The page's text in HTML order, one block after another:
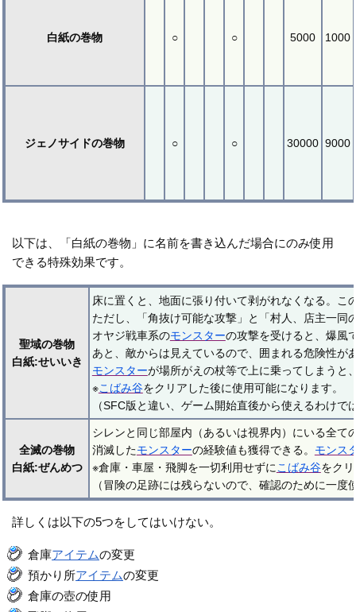
白紙の巻物 ○ ○ 5000 1000
ジェノサイドの巻物 ○ ○ 30000 9000
以下は、「白紙の巻物」に名前を書き込んだ場合にのみ使用
できる特殊効果です。
聖域の巻物
白紙:せいいき
床に置くと、地面に張り付いて剥がれなくなる。
ただし、「角抜け可能な攻撃」と「村人、店主一
オヤジ戦車系のモンスターの攻撃を受けると、爆風
あと、敵からは見えているので、囲まれる危険性が
モンスターが場所がえの杖等で上に乗ってしまうと
※こばみ谷をクリアした後に使用可能になります。
（SFC版と違い、ゲーム開始直後から使えるわけで
全滅の巻物
白紙:ぜんめつ
シレンと同じ部屋内（あるいは視界内）にいる全て
消滅したモンスターの経験値も獲得できる。 モンス
※倉庫・車屋・飛脚を一切利用せずに こばみ谷をク
（冒険の足跡には残らないので、確認のために一度
詳しくは以下の5つをしてはいけない。
倉庫アイテムの変更
預かり所アイテムの変更
倉庫の壺の使用